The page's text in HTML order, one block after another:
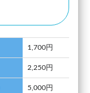
1,700円
2,250円
5,000円